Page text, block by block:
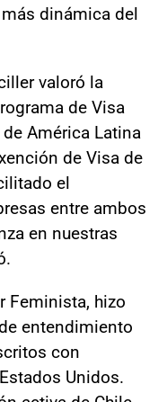
dinámica del
valoró la
de Visa
América Latina
de Visa de
el
entre ambos
en nuestras
Feminista, hizo
entendimiento
con
Unidos.